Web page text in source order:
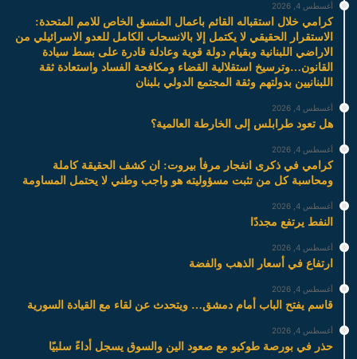
أغسطس 4, 2026
كرامي خلال استقباله القائم باعمال المنسق الخاص للامم المتحدة:
الاستقرار الحقيقي لا يكتمل إلا بالانسحاب الكامل للعدو الاسرائيلي من
الاراضي اللبنانية وبقيام دولة قوية وعادلة قادرة على بسط سيادة
القانون…وترسيخ استقلالية القضاء ومكافحة الفساد واستعادة ثقة
اللبنانيين بدولتهم وثقة المجتمع الدولي بلبنان
أغسطس 4, 2026
هل تعود طرابلس إلى الخارطة العالمية؟
أغسطس 4, 2026
كرامي في ذكرى انفجار مرفأ بيروت: ان كشف الحقيقة كاملة
ومحاسبة كل من تثبت مسؤوليته هو واجب وطني لا يحتمل المساومة
أغسطس 4, 2026
النفط يرتفع مجددًا
أغسطس 4, 2026
ارتفاع في أسعار الذهب والفضة
أغسطس 4, 2026
قاسم يفتح الباب أمام دمشق… ويتحدث عن لقاء مع القيادة السورية
أغسطس 4, 2026
حذر في بورصة طوكيو مع صعود الين والسوق يسجل أداءً سلبيًا